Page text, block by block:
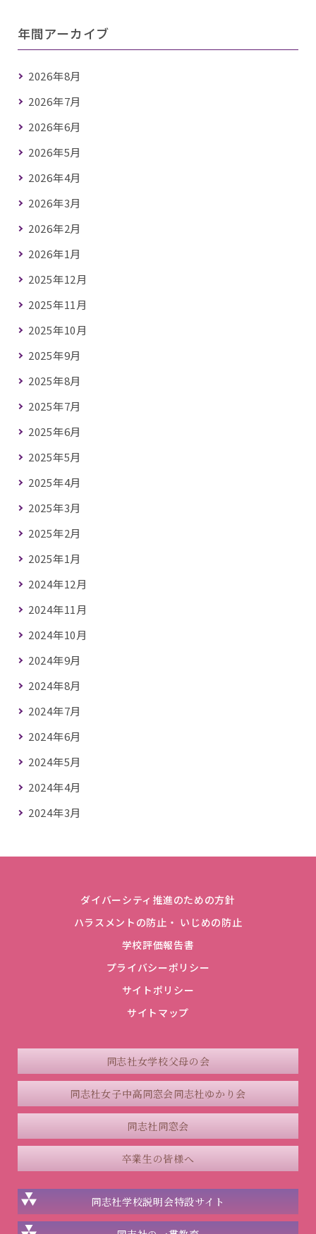
年間アーカイブ
2026年8月
2026年7月
2026年6月
2026年5月
2026年4月
2026年3月
2026年2月
2026年1月
2025年12月
2025年11月
2025年10月
2025年9月
2025年8月
2025年7月
2025年6月
2025年5月
2025年4月
2025年3月
2025年2月
2025年1月
2024年12月
2024年11月
2024年10月
2024年9月
2024年8月
2024年7月
2024年6月
2024年5月
2024年4月
2024年3月
ダイバーシティ推進のための方針
ハラスメントの防止・ いじめの防止
学校評価報告書
プライバシーポリシー
サイトポリシー
サイトマップ
同志社女学校父母の会
同志社女子中高同窓会同志社ゆかり会
同志社同窓会
卒業生の皆様へ
同志社学校説明会特設サイト